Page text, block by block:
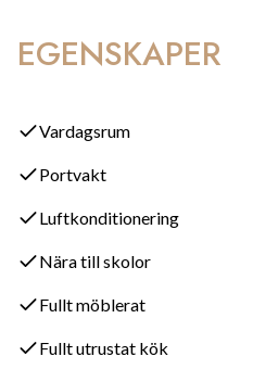
utrustat kök, varm och kall
än en hyreslägenhet.
Hur är utomhusytorna?
höjdpunkter. Här finns gott om
avkoppling och sociala
Golfbana.
EGENSKAPER
Vardagsrum
Portvakt
Luftkonditionering
Nära till skolor
Fullt möblerat
Fullt utrustat kök